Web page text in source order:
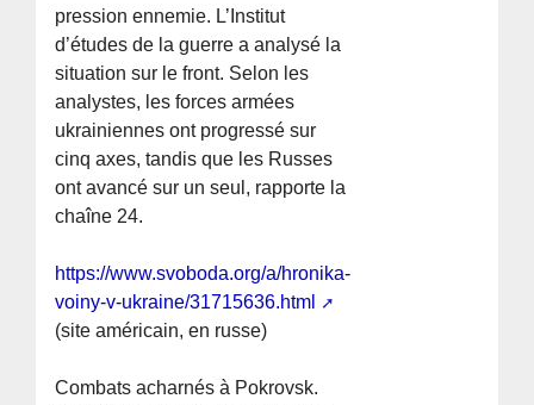
pression ennemie. L’Institut
d’études de la guerre a analysé la
situation sur le front. Selon les
analystes, les forces armées
ukrainiennes ont progressé sur
cinq axes, tandis que les Russes
ont avancé sur un seul, rapporte la
chaîne 24.
https://www.svoboda.org/a/hronika-
voiny-v-ukraine/31715636.html
(site américain, en russe)
Combats acharnés à Pokrovsk.